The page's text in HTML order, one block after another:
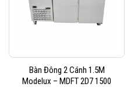
Bàn Đông 2 Cánh 1.5M
Modelux – MDFT 2D7 1500